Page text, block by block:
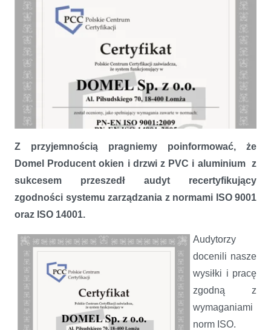
Recertyfikacja ISO w Domelu
Z przyjemnością pragniemy poinformować, że
Domel Producent okien i drzwi z PVC i aluminium z
sukcesem przeszedł audyt recertyfikujący
zgodności systemu zarządzania z normami ISO 9001
oraz ISO 14001.
Audytorzy
docenili nasze
wysiłki i pracę
zgodną z
wymaganiami
norm ISO.